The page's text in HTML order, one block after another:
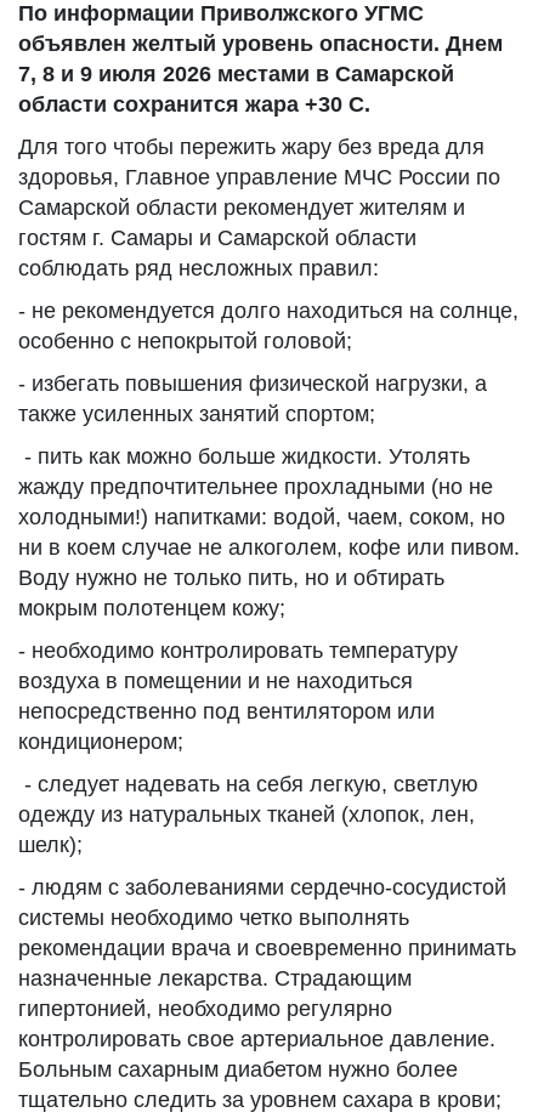
По информации Приволжского УГМС
объявлен желтый уровень опасности. Днем
7, 8 и 9 июля 2026 местами в Самарской
области сохранится жара +30 С.
Для того чтобы пережить жару без вреда для
здоровья, Главное управление МЧС России по
Самарской области рекомендует жителям и
гостям г. Самары и Самарской области
соблюдать ряд несложных правил:
- не рекомендуется долго находиться на солнце,
особенно с непокрытой головой;
- избегать повышения физической нагрузки, а
также усиленных занятий спортом;
- пить как можно больше жидкости. Утолять
жажду предпочтительнее прохладными (но не
холодными!) напитками: водой, чаем, соком, но
ни в коем случае не алкоголем, кофе или пивом.
Воду нужно не только пить, но и обтирать
мокрым полотенцем кожу;
- необходимо контролировать температуру
воздуха в помещении и не находиться
непосредственно под вентилятором или
кондиционером;
- следует надевать на себя легкую, светлую
одежду из натуральных тканей (хлопок, лен,
шелк);
- людям с заболеваниями сердечно-сосудистой
системы необходимо четко выполнять
рекомендации врача и своевременно принимать
назначенные лекарства. Страдающим
гипертонией, необходимо регулярно
контролировать свое артериальное давление.
Больным сахарным диабетом нужно более
тщательно следить за уровнем сахара в крови;